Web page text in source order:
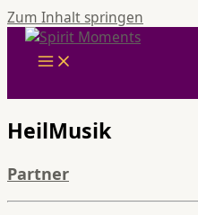
Zum Inhalt springen
HeilMusik
Partner